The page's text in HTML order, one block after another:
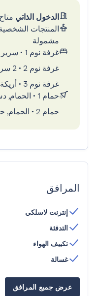
الدخول الذاتي متاح
المنتجات
مشمولة
غرفة نوم 1
• سرير
غرفة نوم 2
• 2 سريران مفردان
غرفة نوم 3
•
حمام 1
• الحمام,
حمام 2
• الحمام,
المرافق
إنترنت لاسلكي
التدفئة
تكييف الهواء
غسالة
عرض جميع المرافق